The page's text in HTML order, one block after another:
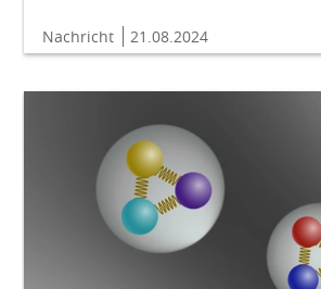
Nachricht 21.08.2024